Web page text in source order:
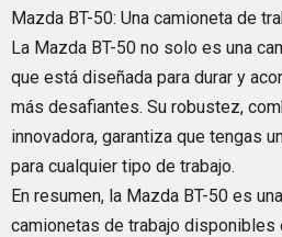
Mazda BT-50: Una camioneta de
La Mazda BT-50 no solo es una
que está diseñada para durar y
más desafiantes. Su robustez,
innovadora, garantiza que tengas
para cualquier tipo de trabajo.
En resumen, la Mazda BT-50 es
camionetas de trabajo disponibles